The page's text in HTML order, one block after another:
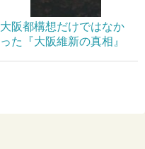
大阪都構想だけではなか
った『大阪維新の真相』